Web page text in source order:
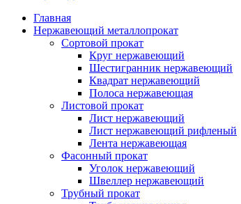
Главная
Нержавеющий металлопрокат
Сортовой прокат
Круг нержавеющий
Шестигранник нержавеющий
Квадрат нержавеющий
Полоса нержавеющая
Листовой прокат
Лист нержавеющий
Лист нержавеющий рифленый
Лента нержавеющая
Фасонный прокат
Уголок нержавеющий
Швеллер нержавеющий
Трубный прокат